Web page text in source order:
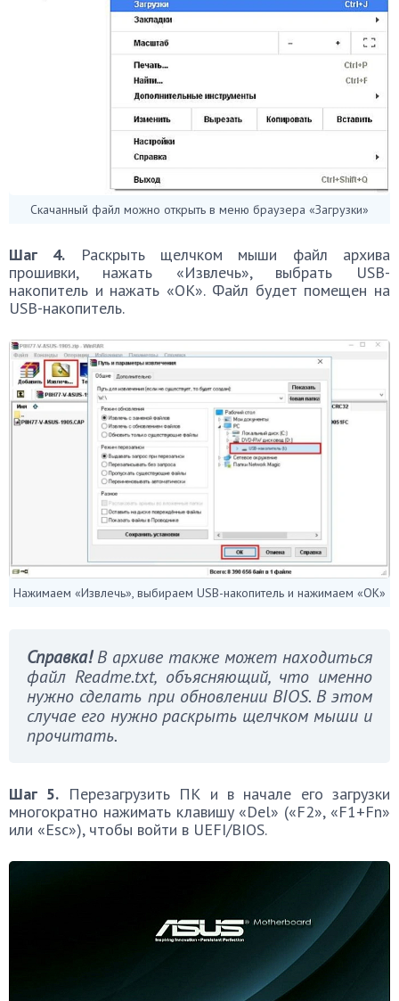
Скачанный файл можно открыть в меню браузера «Загрузки»
Шаг 4. Раскрыть щелчком мыши файл архива
прошивки, нажать «Извлечь», выбрать USB-
накопитель и нажать «OK». Файл будет помещен на
USB-накопитель.
Нажимаем «Извлечь», выбираем USB-накопитель и нажимаем «OK»
Справка!В архиве также может находиться
файл Readme.txt, объясняющий, что именно
нужно сделать при обновлении BIOS. В этом
случае его нужно раскрыть щелчком мыши и
прочитать.
Шаг 5. Перезагрузить ПК и в начале его загрузки
многократно нажимать клавишу «Del» («F2», «F1+Fn»
или «Esc»), чтобы войти в UEFI/BIOS.